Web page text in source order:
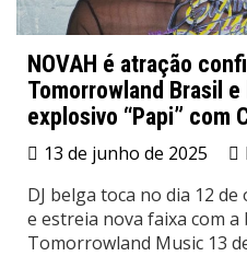
NOVAH é atração
Tomorrowland Brasil
explosivo “Papi” com
13 de junho de 2025
DJ belga toca no dia 12
e estreia nova faixa com a
Tomorrowland Music 13